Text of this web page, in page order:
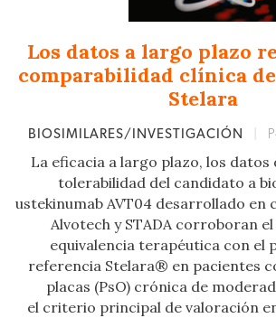
Los datos a largo plazo
comparabilidad clínica
Stelara
BIOSIMILARES/INVESTIGACIÓN
La eficacia a largo plazo, los datos
tolerabilidad del candidato a
ustekinumab AVT04 desarrollado en
Alvotech y STADA corroboran
equivalencia terapéutica con el
referencia Stelara® en pacientes
placas (PsO) crónica de
el criterio principal de valoración